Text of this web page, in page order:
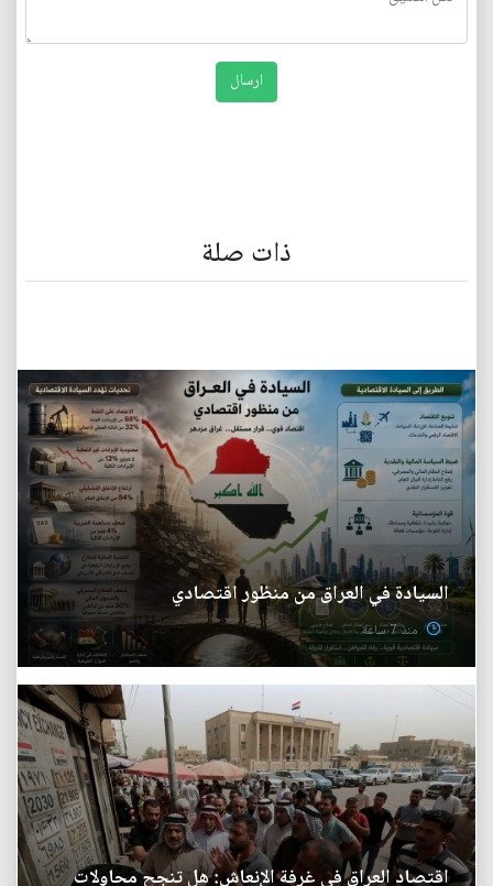
ذات صلة
السيادة في العراق من منظور اقتصادي
منذ 7 ساعة
اقتصاد العراق في غرفة الإنعاش: هل تنجح محاولات